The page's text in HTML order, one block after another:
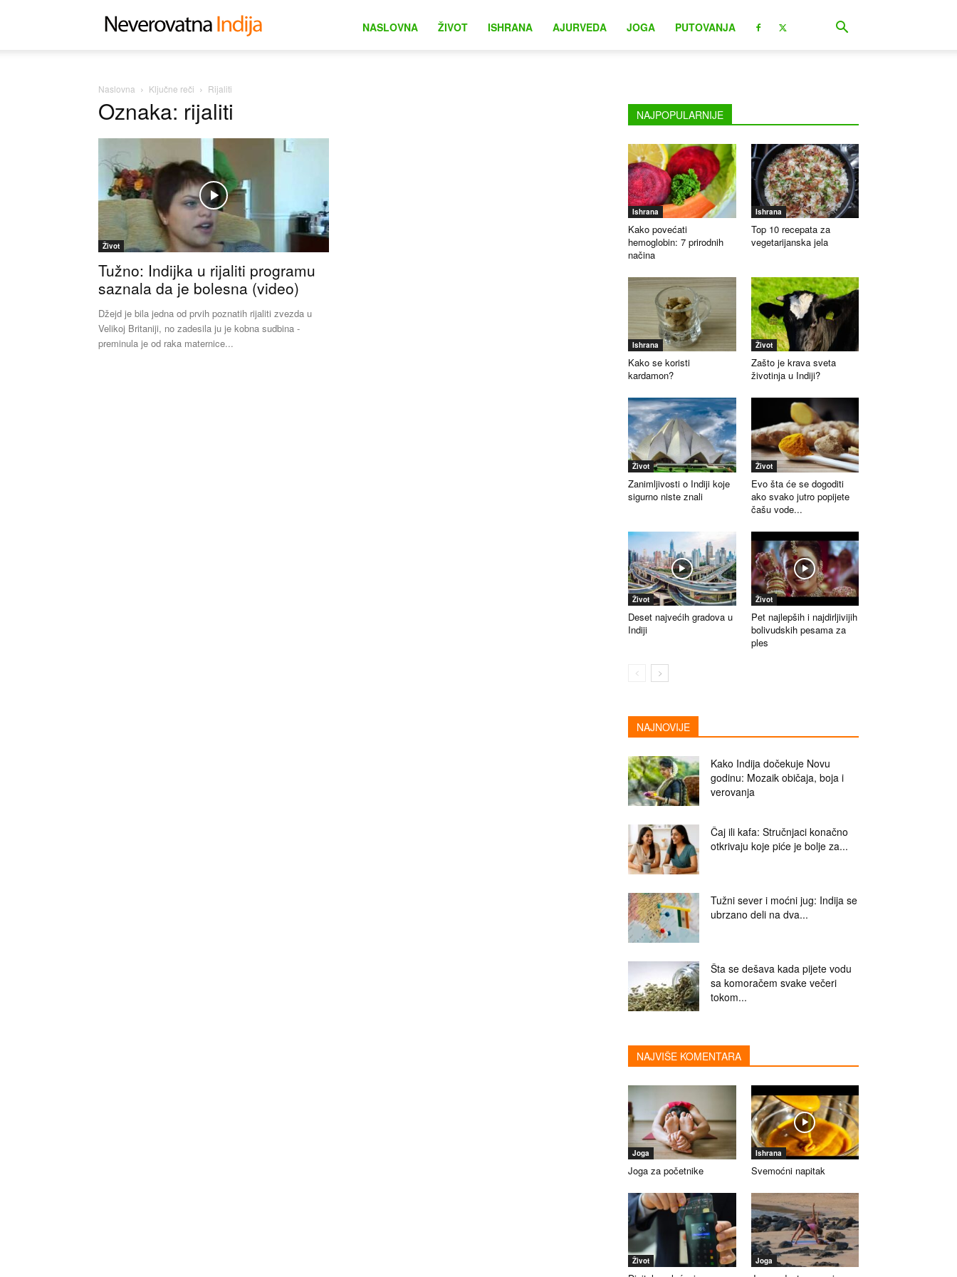
NASLOVNA ŽIVOT ISHRANA AJURVEDA JOGA PUTOVANJA
Naslovna Ključne reči Rijaliti
Oznaka: rijaliti
Život
Tužno: Indijka u rijaliti programu
saznala da je bolesna (video)
Džejd je bila jedna od prvih poznatih rijaliti zvezda u
Velikoj Britaniji, no zadesila ju je kobna sudbina -
preminula je od raka maternice...
NAJPOPULARNIJE
Ishrana
Kako povećati
hemoglobin: 7 prirodnih
načina
Ishrana
Top 10 recepata za
vegetarijanska jela
Ishrana
Kako se koristi
kardamon?
Život
Zašto je krava sveta
životinja u Indiji?
Život
Zanimljivosti o Indiji koje
sigurno niste znali
Život
Evo šta će se dogoditi
ako svako jutro popijete
čašu vode...
Život
Deset najvećih gradova u
Indiji
Život
Pet najlepših i najdirljivijih
bolivudskih pesama za
ples
NAJNOVIJE
Kako Indija dočekuje Novu
godinu: Mozaik običaja, boja i
verovanja
Čaj ili kafa: Stručnjaci konačno
otkrivaju koje piće je bolje za...
Tužni sever i moćni jug: Indija se
ubrzano deli na dva...
Šta se dešava kada pijete vodu
sa komoračem svake večeri
tokom...
NAJVIŠE KOMENTARA
Joga
Joga za početnike
Ishrana
Svemoćni napitak
Život Joga